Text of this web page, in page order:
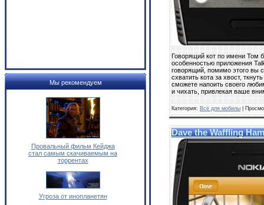
Мы рекомендуем
Провальный фильм Кейджа
стал самым скачиваемым на
торрентах
Угроза от инопланетян
Говорящий кот по имени Том
особенностью приложения
говорящий, помимо этого вы
схватить кота за хвост,
сможете напоить своего
и чихать, привлекая ваше
Категория: Всё для мобилы |
Dave the Waffling